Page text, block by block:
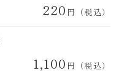
220 円（税込）
1,100 円（税込）